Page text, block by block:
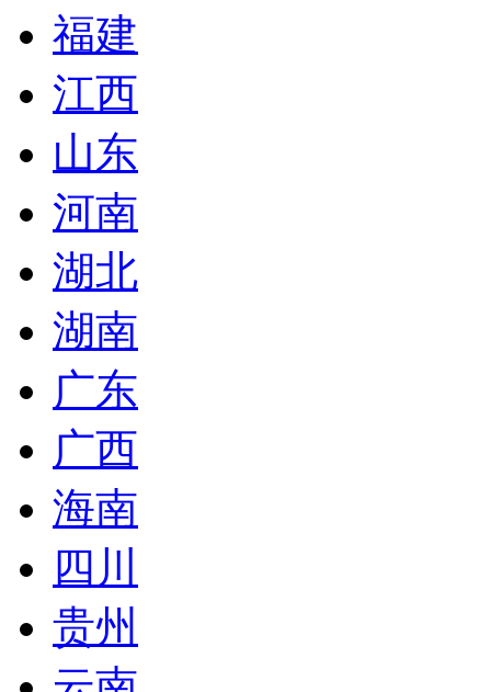
福建
江西
山东
河南
湖北
湖南
广东
广西
海南
四川
贵州